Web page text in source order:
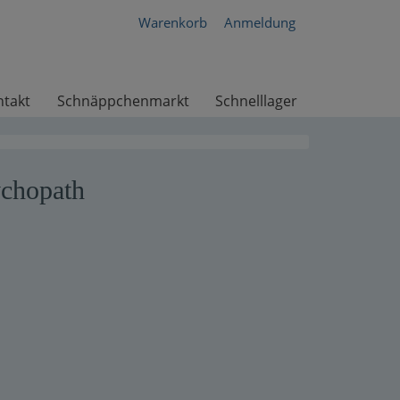
Warenkorb Anmeldung
Schnäppchenmarkt Schnelllager